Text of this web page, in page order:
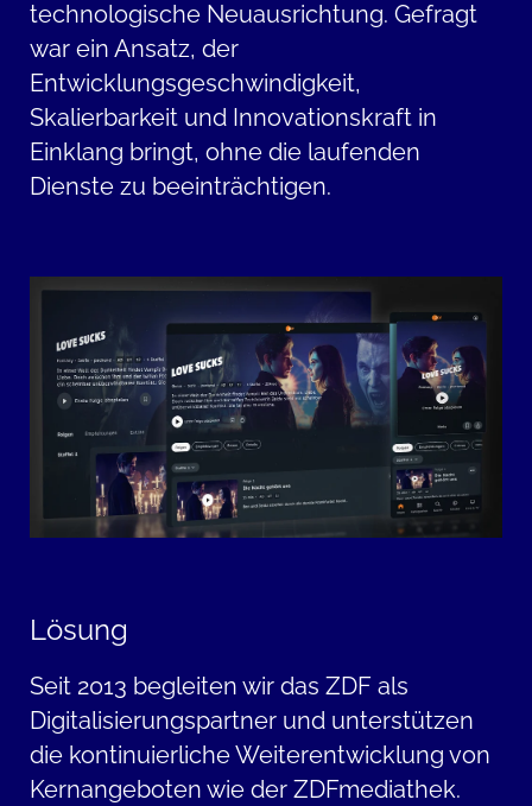
technologische Neuausrichtung. Gefragt
war ein Ansatz, der
Entwicklungsgeschwindigkeit,
Skalierbarkeit und Innovationskraft in
Einklang bringt, ohne die laufenden
Dienste zu beeinträchtigen.
Lösung
Seit 2013 begleiten wir das ZDF als
Digitalisierungspartner und unterstützen
die kontinuierliche Weiterentwicklung von
Kernangeboten wie der ZDFmediathek.